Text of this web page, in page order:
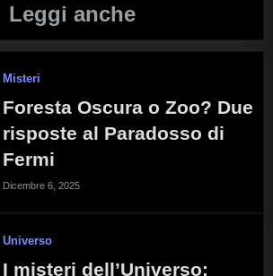
Leggi anche
Misteri
Foresta Oscura o Zoo? Due
risposte al Paradosso di
Fermi
Dicembre 6, 2025
Universo
I misteri dell’Universo: